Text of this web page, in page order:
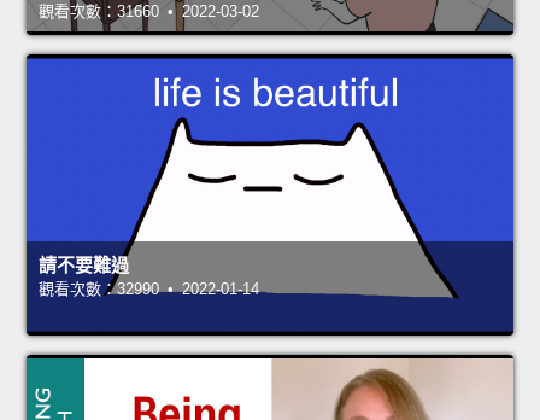
觀看次數：31660 • 2022-03-02
請不要難過
觀看次數：32990 • 2022-01-14